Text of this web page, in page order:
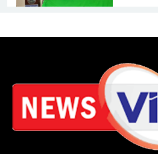
চকরিয়ায়
প্রাথমিক
কমিটির
আবদুল আলিম